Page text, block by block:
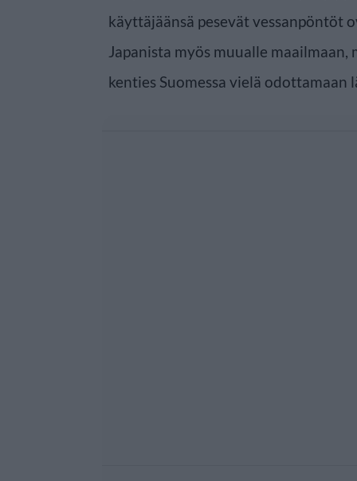
käyttäjäänsä pesevät vessanpöntöt
Japanista myös muualle
kenties Suomessa vielä odottamaan